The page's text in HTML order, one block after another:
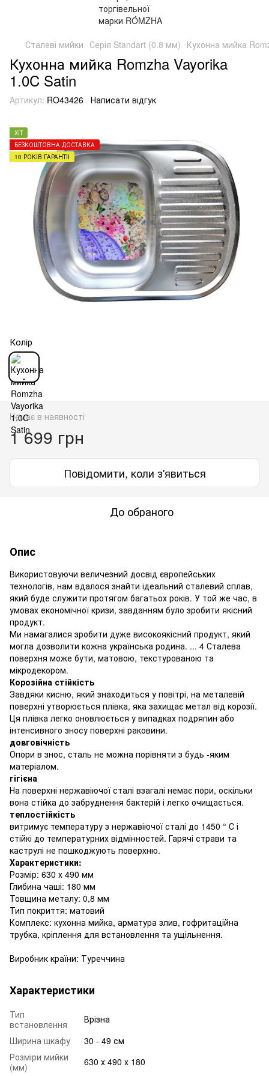
Сталеві мийки Серія Standart (0.8 мм) Кухонна мийка
Кухонна мийка Romzha Vayorika
1.0C Satin
Артикул: RO43426 Написати відгук
ХІТ
БЕЗКОШТОВНА ДОСТАВКА
10 РОКІВ ГАРАНТІЇ
Колір
Немає в наявності
1 699 грн
Повідомити, коли з'явиться
До обраного
Опис
Використовуючи величезний досвід європейських
технологів, нам вдалося знайти ідеальний сталевий сплав,
який буде служити протягом багатьох років. У той же час, в
умовах економічної кризи, завданням було зробити якісний
продукт.
Ми намагалися зробити дуже високоякісний продукт, який
могла дозволити кожна українська родина. ... 4 Сталева
поверхня може бути, матовою, текстурованою та
мікродекором.
Корозійна стійкість
Завдяки кисню, який знаходиться у повітрі, на металевій
поверхні утворюється плівка, яка захищає метал від корозії.
Ця плівка легко оновлюється у випадках подряпин або
інтенсивного зносу поверхні раковини.
довговічність
Опори в знос, сталь не можна порівняти з будь -яким
матеріалом.
гігієна
На поверхні нержавіючої сталі взагалі немає пори, оскільки
вона стійка до забруднення бактерій і легко очищається.
теплостійкість
витримує температуру з нержавіючої сталі до 1450 ° С і
стійкі до температурних відмінностей. Гарячі страви та
каструлі не пошкоджують поверхню.
Характеристики:
Розмір: 630 х 490 мм
Глибина чаші: 180 мм
Товщина металу: 0,8 мм
Тип покриття: матовий
Комплекс: кухонна мийка, арматура злив, гофритаційна
трубка, кріплення для встановлення та ущільнення.
Виробник країни: Туреччина
Характеристики
Тип
встановлення
Врізна
Ширина шкафу
30 - 49 см
Розміри мийки
(мм)
630 х 490 х 180